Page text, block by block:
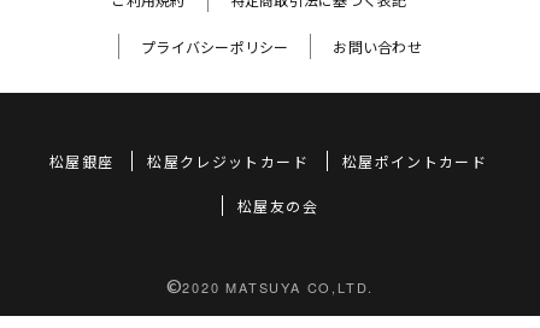
プライバシーポリシー お問い合わせ
松屋銀座 松屋クレジットカード 松屋ポイントカード
松屋友の会
©2020 MATSUYA CO,LTD.